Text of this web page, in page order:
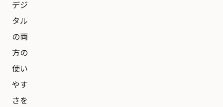
デジ
タル
の両
方の
使い
やす
さを